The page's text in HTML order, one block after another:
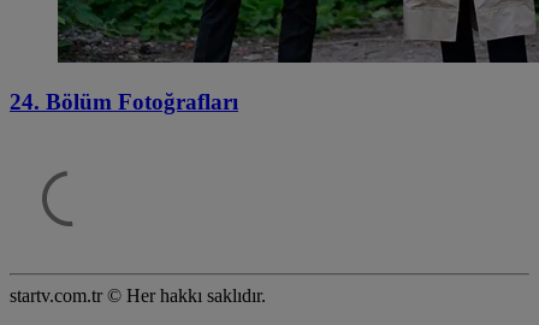
24. Bölüm Fotoğrafları
startv.com.tr © Her hakkı saklıdır.